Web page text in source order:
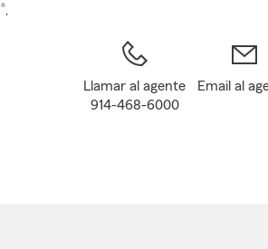
®,
Llamar al agente
914-468-6000
Email al